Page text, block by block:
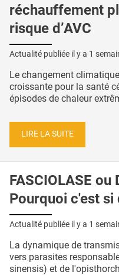
réchauffement
risque d’AVC
Actualité publiée il y a 1
Le changement
croissante pour la santé
épisodes de chaleur
LIRE LA SUITE
FASCIOLASE ou
Pourquoi c'est
Actualité publiée il y a 1
La dynamique de
vers parasites
sinensis) et de